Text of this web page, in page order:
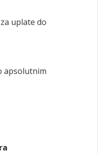
uplate do
apsolutnim